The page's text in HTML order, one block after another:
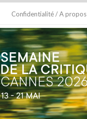
Confidentialité / A propos